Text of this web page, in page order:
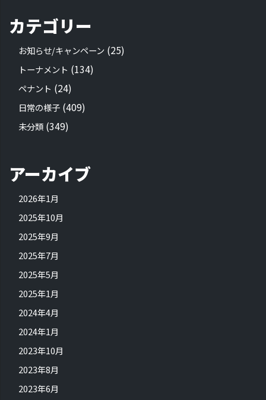
カテゴリー
お知らせ/キャンペーン (25)
トーナメント (134)
ペナント (24)
日常の様子 (409)
未分類 (349)
アーカイブ
2026年1月
2025年10月
2025年9月
2025年7月
2025年5月
2025年1月
2024年4月
2024年1月
2023年10月
2023年8月
2023年6月